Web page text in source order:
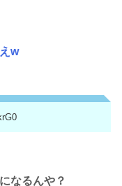
w
なるんや？